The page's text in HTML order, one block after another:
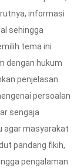
informasi
sehingga
tema ini
dengan hukum
penjelasan
persoalan
sengaja
agar masyarakat
pandang fikih,
pengalaman